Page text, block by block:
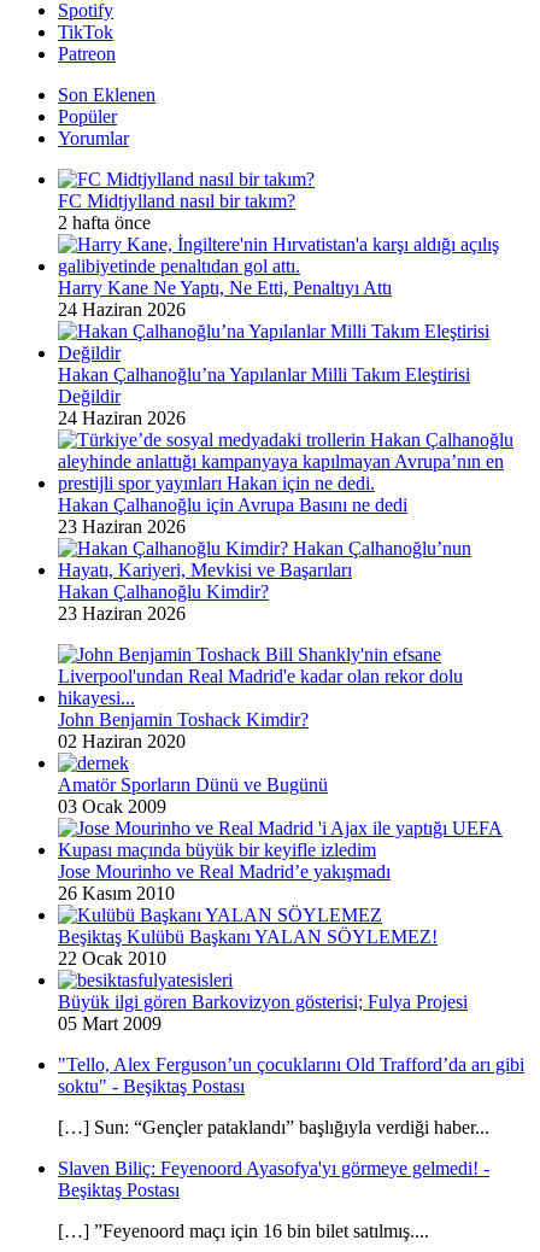
Spotify
TikTok
Patreon
Son Eklenen
Popüler
Yorumlar
FC Midtjylland nasıl bir takım?
2 hafta önce
Harry Kane Ne Yaptı, Ne Etti, Penaltıyı Attı
24 Haziran 2026
Hakan Çalhanoğlu’na Yapılanlar Milli Takım Eleştirisi
Değildir
24 Haziran 2026
Hakan Çalhanoğlu için Avrupa Basını ne dedi
23 Haziran 2026
Hakan Çalhanoğlu Kimdir?
23 Haziran 2026
John Benjamin Toshack Kimdir?
02 Haziran 2020
Amatör Sporların Dünü ve Bugünü
03 Ocak 2009
Jose Mourinho ve Real Madrid’e yakışmadı
26 Kasım 2010
Beşiktaş Kulübü Başkanı YALAN SÖYLEMEZ!
22 Ocak 2010
Büyük ilgi gören Barkovizyon gösterisi; Fulya Projesi
05 Mart 2009
"Tello, Alex Ferguson’un çocuklarını Old Trafford’da arı gibi
soktu" - Beşiktaş Postası
[…] Sun: “Gençler pataklandı” başlığıyla verdiği haber...
Slaven Biliç: Feyenoord Ayasofya'yı görmeye gelmedi! -
Beşiktaş Postası
[…] ”Feyenoord maçı için 16 bin bilet satılmış....